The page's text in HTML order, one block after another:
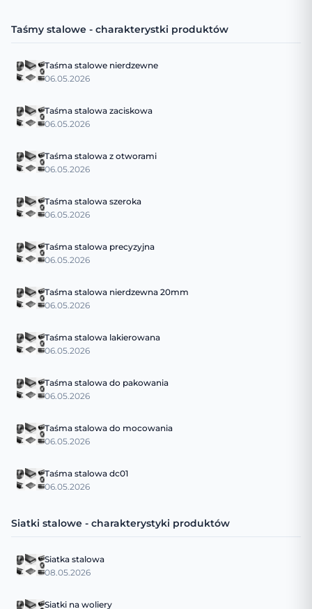
Taśmy stalowe - charakterystki produktów
Taśma stalowe nierdzewne
06.05.2026
Taśma stalowa zaciskowa
06.05.2026
Taśma stalowa z otworami
06.05.2026
Taśma stalowa szeroka
06.05.2026
Taśma stalowa precyzyjna
06.05.2026
Taśma stalowa nierdzewna 20mm
06.05.2026
Taśma stalowa lakierowana
06.05.2026
Taśma stalowa do pakowania
06.05.2026
Taśma stalowa do mocowania
06.05.2026
Taśma stalowa dc01
06.05.2026
Siatki stalowe - charakterystyki produktów
Siatka stalowa
08.05.2026
Siatki na woliery